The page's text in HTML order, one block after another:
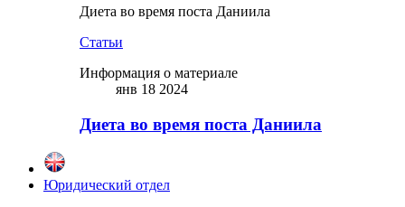
Диета во время поста Даниила
Статьи
Информация о материале
янв 18 2024
Диета во время поста Даниила
Юридический отдел